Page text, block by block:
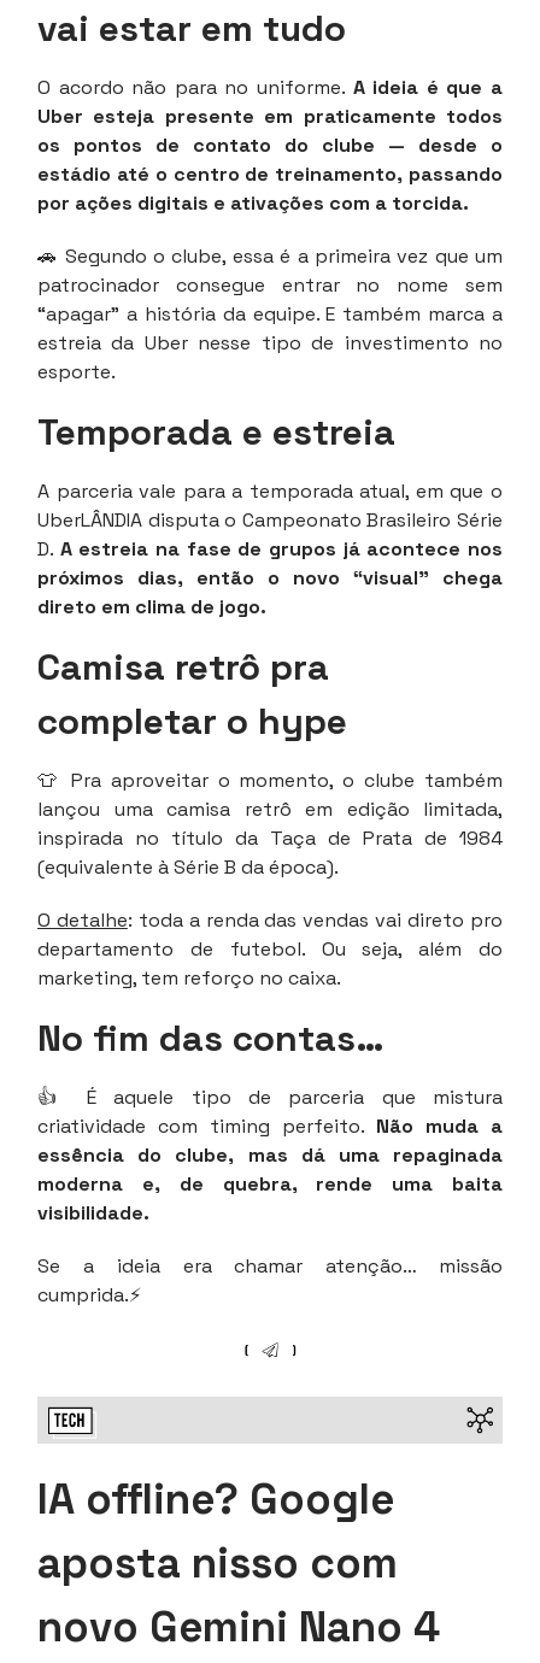
vai estar em tudo
O acordo não para no uniforme. A ideia é que a
Uber esteja presente em praticamente todos
os pontos de contato do clube — desde o
estádio até o centro de treinamento, passando
por ações digitais e ativações com a torcida.
🚗 Segundo o clube, essa é a primeira vez que um
patrocinador consegue entrar no nome sem
“apagar” a história da equipe. E também marca a
estreia da Uber nesse tipo de investimento no
esporte.
Temporada e estreia
A parceria vale para a temporada atual, em que o
UberLÂNDIA disputa o Campeonato Brasileiro Série
D. A estreia na fase de grupos já acontece nos
próximos dias, então o novo “visual” chega
direto em clima de jogo.
Camisa retrô pra
completar o hype
👕 Pra aproveitar o momento, o clube também
lançou uma camisa retrô em edição limitada,
inspirada no título da Taça de Prata de 1984
(equivalente à Série B da época).
O detalhe: toda a renda das vendas vai direto pro
departamento de futebol. Ou seja, além do
marketing, tem reforço no caixa.
No fim das contas…
👍 É aquele tipo de parceria que mistura
criatividade com timing perfeito. Não muda a
essência do clube, mas dá uma repaginada
moderna e, de quebra, rende uma baita
visibilidade.
Se a ideia era chamar atenção… missão
cumprida.⚡
IA offline? Google
aposta nisso com
novo Gemini Nano 4